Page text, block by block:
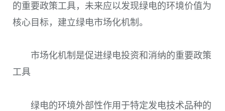
的重要政策工具，未来应以发现绿电的环境价值为
核心目标，建立绿电市场化机制。
市场化机制是促进绿电投资和消纳的重要政策
工具
绿电的环境外部性作用于特定发电技术品种的